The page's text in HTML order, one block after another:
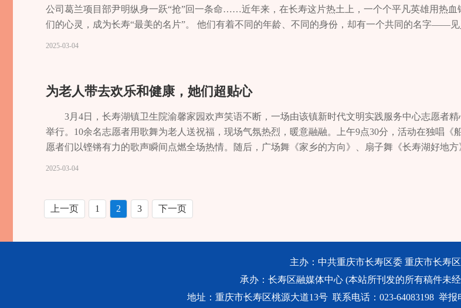
其实当时就是本能反应。”3月3日，尹明接受记者采访时说，“我从小
雷锋’的教育熏陶，雷锋精神已经根植在我心中。”“英雄之举并非偶然
明（身穿红色衣服）工作场景“他的义举，感动了公司的每一个人。”尹
单位是中石化胜利油建工程有限公司，副总经理帅永太一直认为“尹明
工，乐于助人已成习惯”，这次他能跳下河去救人，展现的是他纯粹的
界上没有从天而降的英雄，只有挺身而出的凡人。”一位网友在看了尹
迹后感叹，“对他而言，再冷的河水也熄灭不了他救人的信念。”“再大
救人场景如今，村民们见到他时，都会热情地打招呼，称他为“英雄”。
黄亚林的英勇事迹开展了多次宣传活动，鼓励村民们在日常生活中互
把“义”字记心间。▲黄亚林与黄龙成坐在店铺里交谈被救小女孩的爷
黄亚林的义举感激不尽，他感慨地说：“只要心中有‘义’，再大的火焰
公司葛兰项目部尹明纵身一跃“抢”回一条命……近年来，在长寿这片热土上，一个个平凡英雄用热血
们的心灵，成为长寿“最美的名片”。 他们有着不同的年龄、不同的身份，却有一个共同的名字——见
中。”区公安局党委委员、副局长，区见义勇为工作联席会议办公室主任唐峰表示，通过设置见义勇
社会正气，培育和践行社会主义核心价值观，倡导见义勇为，树立崇德向善良好社会风尚。 此外，我
作，大力营造学习好人、宣传好人、崇尚好人、争当好人的浓厚氛围。截至目前，全区已有李福渠
周于平等被评为见义勇为类“重庆好人”。这些平凡而伟大的榜样，用勇气和担当为这座城市增添温
人践行见义勇为精神，有力推动着平安长寿建设。记者 张申欣 【长寿区见义勇为人员事迹】陈黄龙
水。夏永洪见状，立即带着身上的漂流袋向溺水者游去。队员周小明听到夏永洪的呼声后，随即带着
危徒手攀爬至二楼窗户，用铁锤砸断防盗网，将被困小女孩成功救出。 尹明（公示中）2025年1月8
化胜利油建有限公司葛兰项目部就餐途中，途经长寿区葛兰镇英语公社宾馆，发现宾馆旁边的河中漂
不顾严寒和自身安危，迅速跳入河中，成功将奄奄一息的黄某某（女）救上岸。 【长寿区获评见义
2025-03-04
为老人带去欢乐和健康，她们超贴心
3月4日，长寿湖镇卫生院渝馨家园欢声笑语不断，一场由该镇新时代文明实践服务中心志愿者
举行。10余名志愿者用歌舞为老人送祝福，现场气氛热烈，暖意融融。上午9点30分，活动在独唱《
愿者们以铿锵有力的歌声瞬间点燃全场热情。随后，广场舞《家乡的方向》、扇子舞《长寿湖好地
活中闪闪发光。 据了解，今年以来，长寿湖镇新时代文明实践服务中心已累计开展志愿者服务活动
2025-03-04
上一页 1 2 3 下一页
主办：中共重庆市长寿区委 重庆市长寿
承办：长寿区融媒体中心 (本站所刊发的所有稿件未
地址：重庆市长寿区桃源大道13号 联系电话：023-64083198 举报